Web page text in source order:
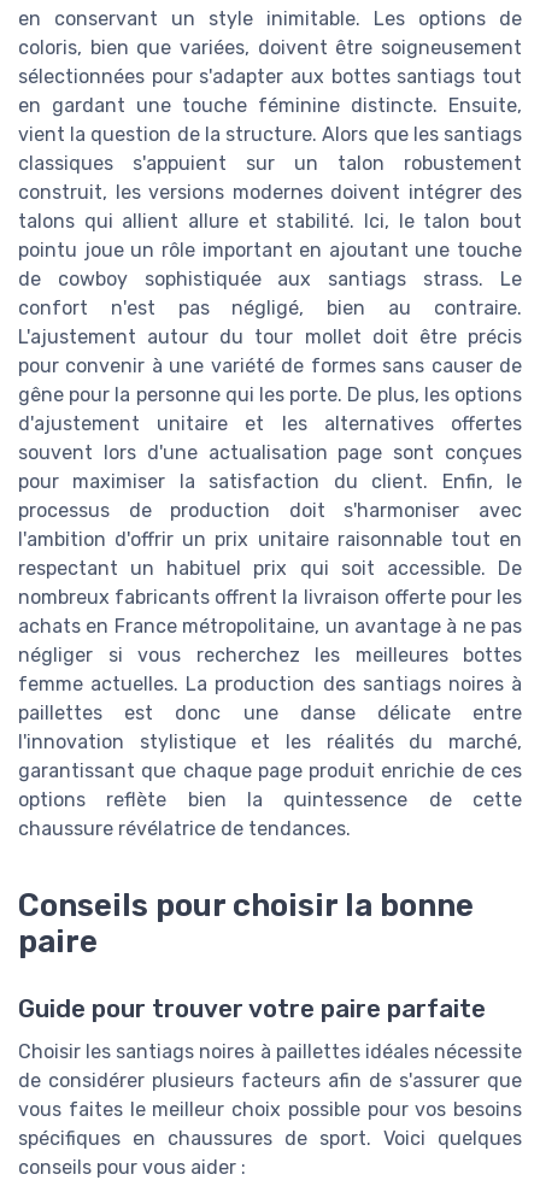
en conservant un style inimitable. Les options de
coloris, bien que variées, doivent être soigneusement
sélectionnées pour s'adapter aux bottes santiags tout
en gardant une touche féminine distincte. Ensuite,
vient la question de la structure. Alors que les santiags
classiques s'appuient sur un talon robustement
construit, les versions modernes doivent intégrer des
talons qui allient allure et stabilité. Ici, le talon bout
pointu joue un rôle important en ajoutant une touche
de cowboy sophistiquée aux santiags strass. Le
confort n'est pas négligé, bien au contraire.
L'ajustement autour du tour mollet doit être précis
pour convenir à une variété de formes sans causer de
gêne pour la personne qui les porte. De plus, les options
d'ajustement unitaire et les alternatives offertes
souvent lors d'une actualisation page sont conçues
pour maximiser la satisfaction du client. Enfin, le
processus de production doit s'harmoniser avec
l'ambition d'offrir un prix unitaire raisonnable tout en
respectant un habituel prix qui soit accessible. De
nombreux fabricants offrent la livraison offerte pour les
achats en France métropolitaine, un avantage à ne pas
négliger si vous recherchez les meilleures bottes
femme actuelles. La production des santiags noires à
paillettes est donc une danse délicate entre
l'innovation stylistique et les réalités du marché,
garantissant que chaque page produit enrichie de ces
options reflète bien la quintessence de cette
chaussure révélatrice de tendances.
Conseils pour choisir la bonne
paire
Guide pour trouver votre paire parfaite
Choisir les santiags noires à paillettes idéales nécessite
de considérer plusieurs facteurs afin de s'assurer que
vous faites le meilleur choix possible pour vos besoins
spécifiques en chaussures de sport. Voici quelques
conseils pour vous aider :